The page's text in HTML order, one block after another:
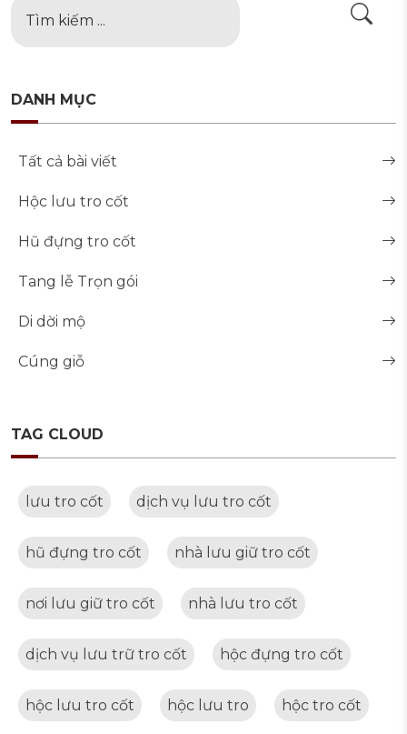
DANH MỤC
Tất cả bài viết
Hộc lưu tro cốt
Hũ đựng tro cốt
Tang lễ Trọn gói
Di dời mộ
Cúng giỗ
TAG CLOUD
lưu tro cốt dịch vụ lưu tro cốt
hũ đựng tro cốt nhà lưu giữ tro cốt
nơi lưu giữ tro cốt nhà lưu tro cốt
dịch vụ lưu trữ tro cốt hộc đựng tro cốt
hộc lưu tro cốt hộc lưu tro hộc tro cốt